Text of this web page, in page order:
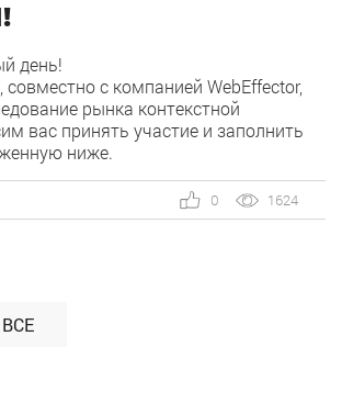
день!
с компанией WebEffector,
рынка контекстной
вас принять участие и заполнить
ниже.
1624
0